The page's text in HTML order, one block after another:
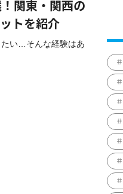
関東・関西の
トを紹介
たい…そんな経験はあ